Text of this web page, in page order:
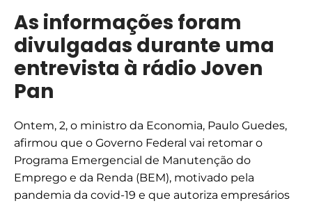
As informações foram
divulgadas durante uma
entrevista à rádio Joven
Pan
Ontem, 2, o ministro da Economia, Paulo Guedes,
afirmou que o Governo Federal vai retomar o
Programa Emergencial de Manutenção do
Emprego e da Renda (BEM), motivado pela
pandemia da covid-19 e que autoriza empresários